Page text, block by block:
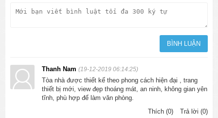
Thanh Nam(19-12-2019 06:14:25)
Tòa nhà được thiết kế theo phong cách hiện đại , trang
thiết bị mới, view đẹp thoáng mát, an ninh, không gian yên
tĩnh, phù hợp để làm văn phòng.
Thích (0)
Trả lời (0)